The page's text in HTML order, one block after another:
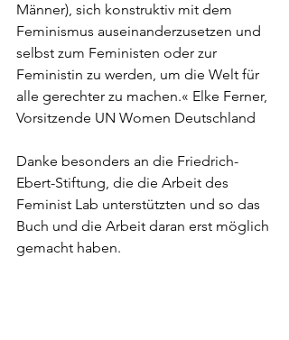
Männer), sich konstruktiv mit dem
Feminismus auseinanderzusetzen und
selbst zum Feministen oder zur
Feministin zu werden, um die Welt für
alle gerechter zu machen.« Elke Ferner,
Vorsitzende UN Women Deutschland
Danke besonders an die Friedrich-
Ebert-Stiftung, die die Arbeit des
Feminist Lab unterstützten und so das
Buch und die Arbeit daran erst möglich
gemacht haben.